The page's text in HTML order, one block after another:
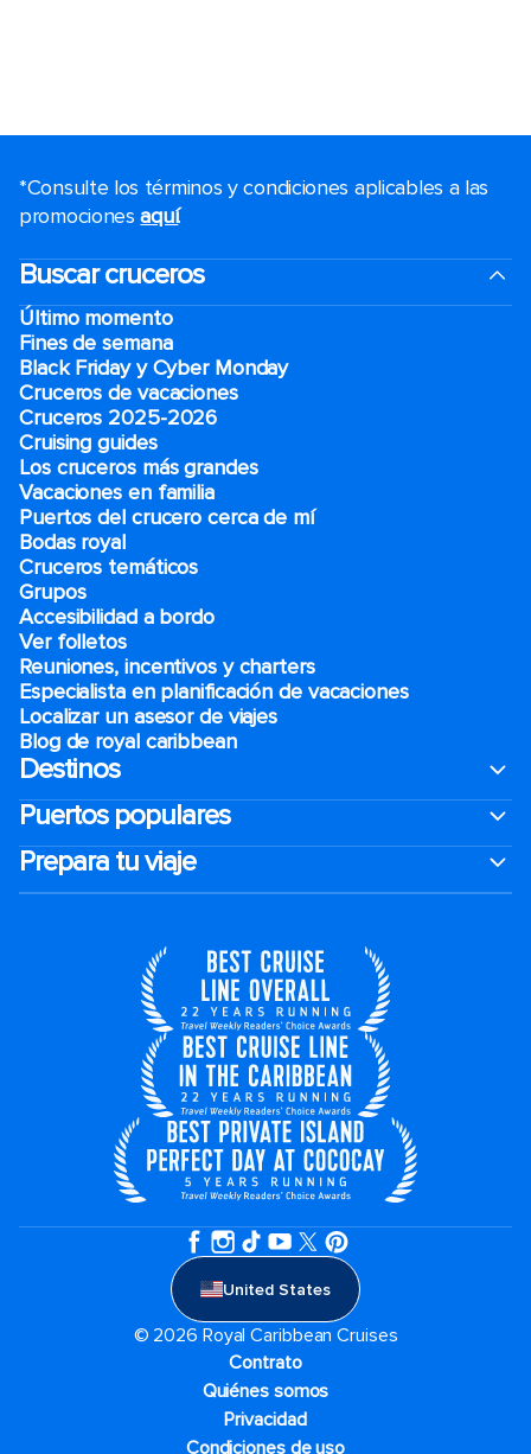
*Consulte los términos y condiciones aplicables a las
promocionesaquí.
Buscar cruceros
Último momento
Fines de semana
Black Friday y Cyber Monday
Cruceros de vacaciones
Cruceros 2025-2026
Cruising guides
Los cruceros más grandes
Vacaciones en familia
Puertos del crucero cerca de mí
Bodas royal
Cruceros temáticos
Grupos
Accesibilidad a bordo
Ver folletos
Reuniones, incentivos y charters​
Especialista en planificación de vacaciones
Localizar un asesor de viajes
Blog de royal caribbean
Destinos
Puertos populares
Prepara tu viaje
United States
© 2026 Royal Caribbean Cruises
Contrato
Quiénes somos
Privacidad
Condiciones de uso